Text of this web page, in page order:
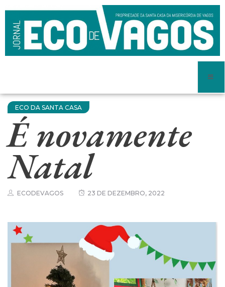
ECO DA SANTA CASA
É novamente
Natal
ECODEVAGOS 23 DE DEZEMBRO, 2022